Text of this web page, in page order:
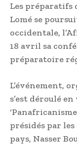
Les préparatifs
Lomé se
occidentale,
18 avril sa
préparatoire
L’événement,
s’est déroulé
présidés par
pays, Nasser